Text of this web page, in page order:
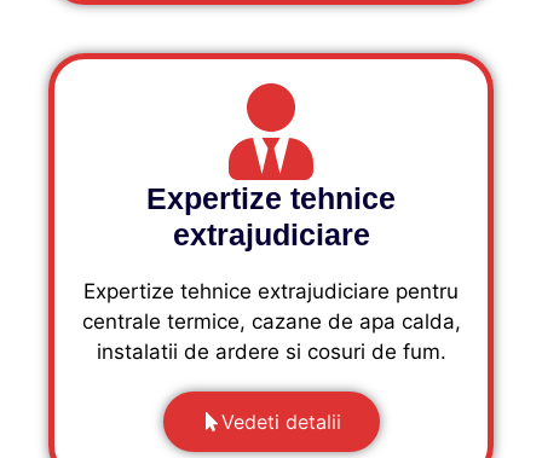
Expertize tehnice
extrajudiciare
Expertize tehnice extrajudiciare pentru
centrale termice, cazane de apa calda,
instalatii de ardere si cosuri de fum.
Vedeti detalii